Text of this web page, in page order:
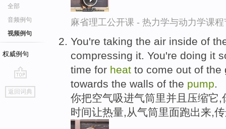
全部
音频例句
视频例句
权威例句
go
top
返回词典
麻省理工公开课 - 热力学与动力学课
You're taking the air inside of
compressing it. You're doing it
time for heat to come out of
towards the walls of the pump.
你把空气吸进气筒里并且压缩它
时间让热量,从气筒里面跑出来,